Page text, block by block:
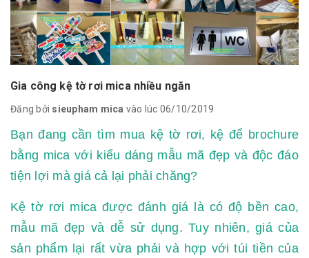
Gia công kệ tờ rơi mica nhiều ngăn
Đăng bởi sieupham mica vào lúc 06/10/2019
Bạn đang cần tìm mua kệ tờ rơi, kệ để brochure
bằng mica với kiểu dáng mẫu mã đẹp và độc đáo
tiện lợi mà giá cả lại phải chăng?
Kệ tờ rơi mica được đánh giá là có độ bền cao,
mẫu mã đẹp và dễ sử dụng. Tuy nhiên, giá của
sản phẩm lại rất vừa phải và hợp với túi tiền của